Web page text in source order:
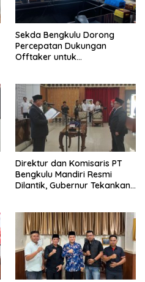
Sekda Bengkulu Dorong
Percepatan Dukungan
Offtaker untuk
Direktur dan Komisaris PT
Bengkulu Mandiri Resmi
Dilantik, Gubernur Tekankan